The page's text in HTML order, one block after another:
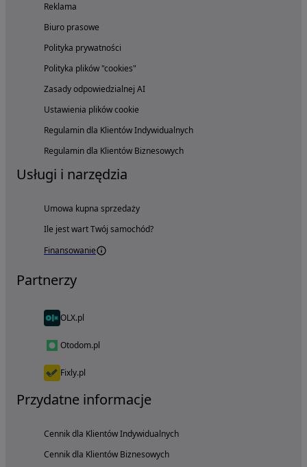
Reklama
Biuro prasowe
Polityka prywatności
Polityka plików "cookies"
Zasady odpowiedzialnej AI
Ustawienia plików cookie
Regulamin dla Klientów Indywidualnych
Regulamin dla Klientów Biznesowych
Usługi i narzędzia
Umowa kupna sprzedaży
Ile jest wart Twój samochód?
Finansowanie
Partnerzy
OLX.pl
Otodom.pl
Fixly.pl
Przydatne informacje
Cennik dla Klientów Indywidualnych
Cennik dla Klientów Biznesowych